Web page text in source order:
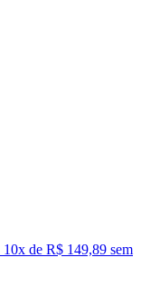
10x de R$ 149,89 sem